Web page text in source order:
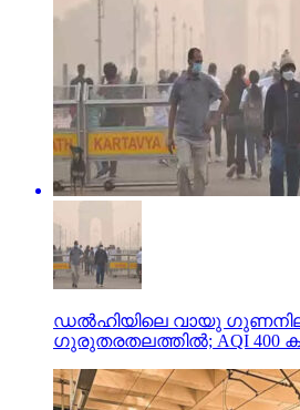
ഡല്‍ഹിയിലെ വായു
ഗുരുതരതലത്തില്‍; AQI 400